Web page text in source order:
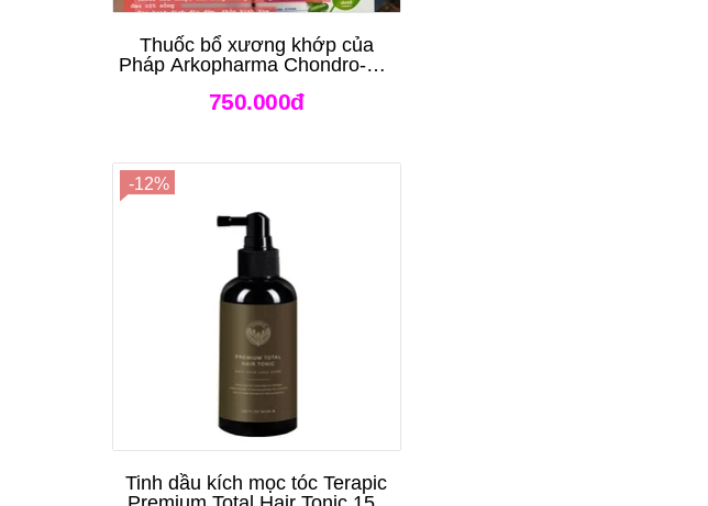
Thuốc bổ xương khớp của
Pháp Arkopharma Chondro-Aid
750.000đ
-12%
Tinh dầu kích mọc tóc Terapic